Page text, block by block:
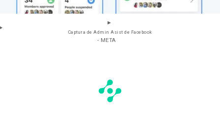
Captura de Admin Asist de Facebook
- META